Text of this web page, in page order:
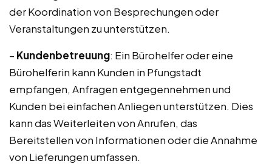
der Koordination von Besprechungen oder
Veranstaltungen zu unterstützen.
– Kundenbetreuung: Ein Bürohelfer oder eine
Bürohelferin kann Kunden in Pfungstadt
empfangen, Anfragen entgegennehmen und
Kunden bei einfachen Anliegen unterstützen. Dies
kann das Weiterleiten von Anrufen, das
Bereitstellen von Informationen oder die Annahme
von Lieferungen umfassen.